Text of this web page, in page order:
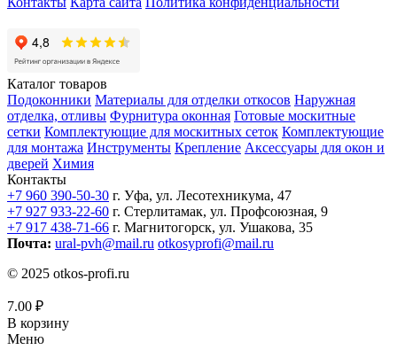
Каталог товаров
Подоконники Материалы для отделки откосов Наружная
отделка, отливы Фурнитура оконная Готовые москитные
сетки Комплектующие для москитных сеток Комплектующие
для монтажа Инструменты Крепление Аксессуары для окон и
дверей Химия
Контакты
+7 960 390-50-30 г. Уфа, ул. Лесотехникума, 47
+7 927 933-22-60 г. Стерлитамак, ул. Профсоюзная, 9
+7 917 438-71-66 г. Магнитогорск, ул. Ушакова, 35
Почта: ural-pvh@mail.ru otkosyprofi@mail.ru
© 2025 otkos-profi.ru
7.00 ₽
В корзину
Меню